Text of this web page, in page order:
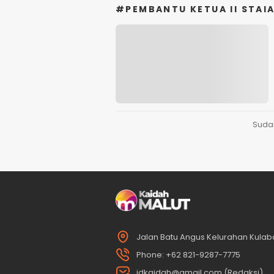
#PEMBANTU KETUA II
Jalan Batu Angus Kelurahan
Phone: +62 821-9287-7775